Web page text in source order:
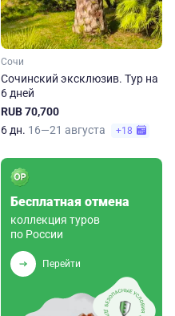
Сочи
Сочинский эксклюзив. Тур на
6 дней
RUB 70,700
6 дн. 16—21 августа +18
Бесплатная отмена
коллекция туров
по России
Перейти